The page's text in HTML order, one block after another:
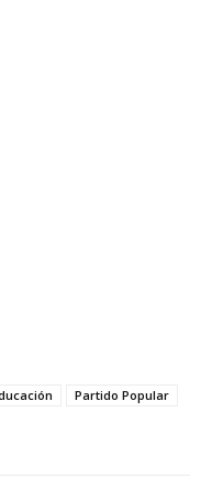
Partido Popular